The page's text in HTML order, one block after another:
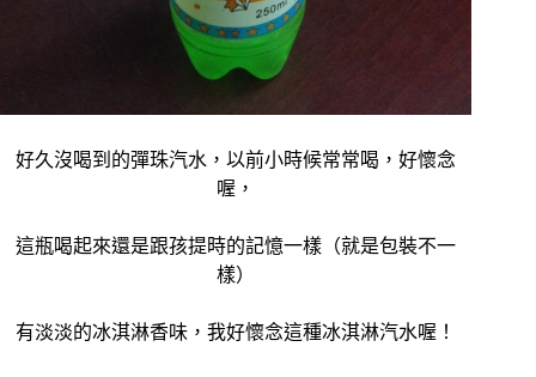
好久沒喝到的彈珠汽水，以前小時候常常喝，好懷念
喔，
這瓶喝起來還是跟孩提時的記憶一樣（就是包裝不一
樣）
有淡淡的冰淇淋香味，我好懷念這種冰淇淋汽水喔！